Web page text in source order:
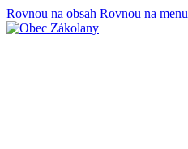
Rovnou na obsah Rovnou na menu